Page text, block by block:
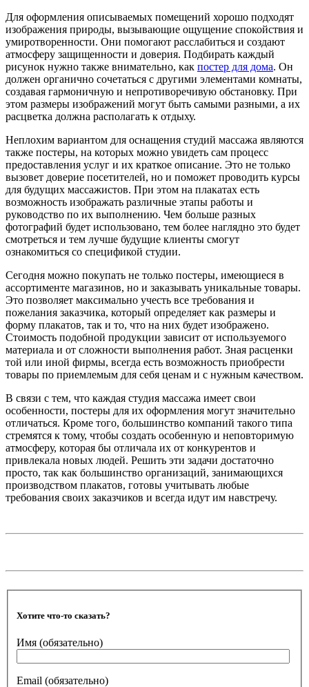
Для оформления описываемых помещений хорошо подходят
изображения природы, вызывающие ощущение спокойствия и
умиротворенности. Они помогают расслабиться и создают
атмосферу защищенности и доверия. Подбирать каждый
рисунок нужно также внимательно, как постер для дома. Он
должен органично сочетаться с другими элементами комнаты,
создавая гармоничную и непротиворечивую обстановку. При
этом размеры изображений могут быть самыми разными, а их
расцветка должна располагать к отдыху.
Неплохим вариантом для оснащения студий массажа являются
также постеры, на которых можно увидеть сам процесс
предоставления услуг и их краткое описание. Это не только
вызовет доверие посетителей, но и поможет проводить курсы
для будущих массажистов. При этом на плакатах есть
возможность изображать различные этапы работы и
руководство по их выполнению. Чем больше разных
фотографий будет использовано, тем более наглядно это будет
смотреться и тем лучше будущие клиенты смогут
ознакомиться со спецификой студии.
Сегодня можно покупать не только постеры, имеющиеся в
ассортименте магазинов, но и заказывать уникальные товары.
Это позволяет максимально учесть все требования и
пожелания заказчика, который определяет как размеры и
форму плакатов, так и то, что на них будет изображено.
Стоимость подобной продукции зависит от используемого
материала и от сложности выполнения работ. Зная расценки
той или иной фирмы, всегда есть возможность приобрести
товары по приемлемым для себя ценам и с нужным качеством.
В связи с тем, что каждая студия массажа имеет свои
особенности, постеры для их оформления могут значительно
отличаться. Кроме того, большинство компаний такого типа
стремятся к тому, чтобы создать особенную и неповторимую
атмосферу, которая бы отличала их от конкурентов и
привлекала новых людей. Решить эти задачи достаточно
просто, так как большинство организаций, занимающихся
производством плакатов, готовы учитывать любые
требования своих заказчиков и всегда идут им навстречу.
Хотите что-то сказать?
Имя (обязательно)
Email (обязательно)